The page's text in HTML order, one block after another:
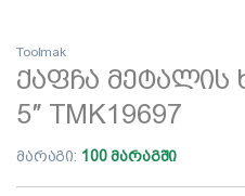
Toolmak
ქაფჩა მეტალის
5″ TMK19697
მარაგი: 100 მარაგში